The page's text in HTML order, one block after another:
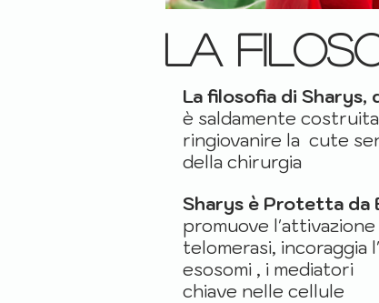
La
La filosofia di Sharys,
è saldamente
ringiovanire la cute
della chirurgia
Sharys è Protetta da
promuove l'attivazione
telomerasi, incoraggia
esosomi , i mediatori
chiave nelle cellule